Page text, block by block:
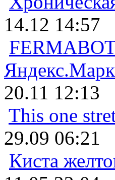
14.12 14:57
20.11 12:13
This one
29.09 06:21
Киста